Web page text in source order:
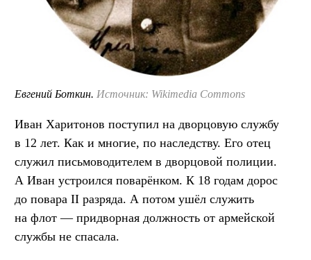
Евгений Боткин. Источник: Wikimedia Commons
Иван Харитонов поступил на дворцовую службу
в 12 лет. Как и многие, по наследству. Его отец
служил письмоводителем в дворцовой полиции.
А Иван устроился поварёнком. К 18 годам дорос
до повара II разряда. А потом ушёл служить
на флот — придворная должность от армейской
службы не спасала.